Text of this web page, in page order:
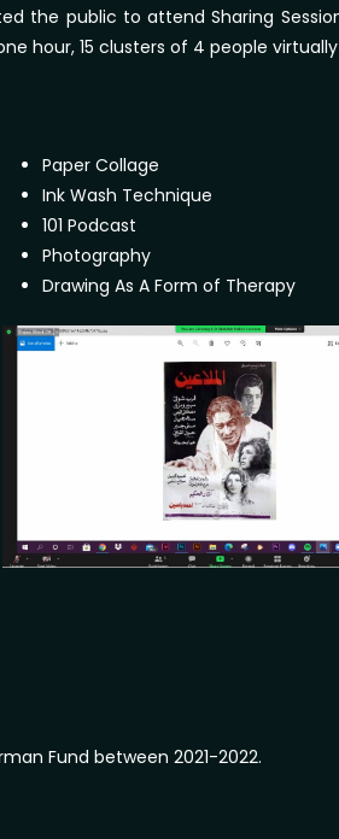
the public to attend Sharing
hour, 15 clusters of 4 people
Paper Collage
Ink Wash Technique
101 Podcast
Photography
Drawing As A Form of Therapy
Fund between 2021-2022.